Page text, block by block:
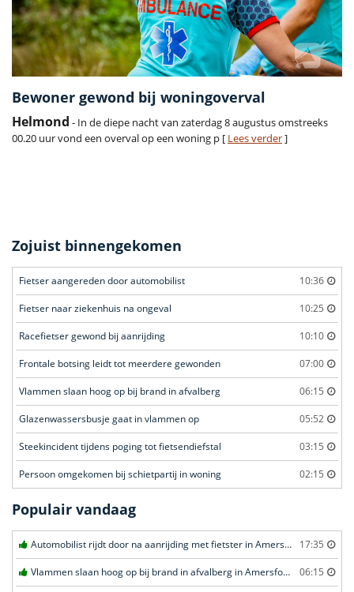
Bewoner gewond bij woningoverval
Helmond - In de diepe nacht van zaterdag 8 augustus omstreeks
00.20 uur vond een overval op een woning p [ Lees verder]
Zojuist binnengekomen
Fietser aangereden door automobilist 10:36
Fietser naar ziekenhuis na ongeval 10:25
Racefietser gewond bij aanrijding 10:10
Frontale botsing leidt tot meerdere gewonden 07:00
Vlammen slaan hoog op bij brand in afvalberg 06:15
Glazenwassersbusje gaat in vlammen op 05:52
Steekincident tijdens poging tot fietsendiefstal 03:15
Persoon omgekomen bij schietpartij in woning 02:15
Populair vandaag
Automobilist rijdt door na aanrijding met fietster in Amersfoort 17:35
Vlammen slaan hoog op bij brand in afvalberg in Amersfoort 06:15